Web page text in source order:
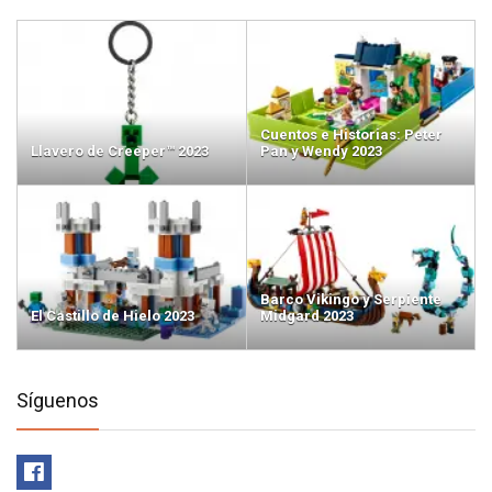
Llavero de Creeper™ 2023
Cuentos e Historias: Peter
Pan y Wendy 2023
El Castillo de Hielo 2023
Barco Vikingo y Serpiente
Midgard 2023
Síguenos